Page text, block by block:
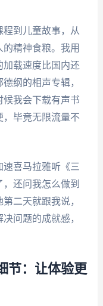
到儿童故事，从
精神食粮。我用
载速度比国内还
纲的相声专辑，
我会下载有声书
，毕竟无限流量不
喜马拉雅听《三
还问我怎么做到
二天就跟我说，
问题的成就感，
节：让体验更